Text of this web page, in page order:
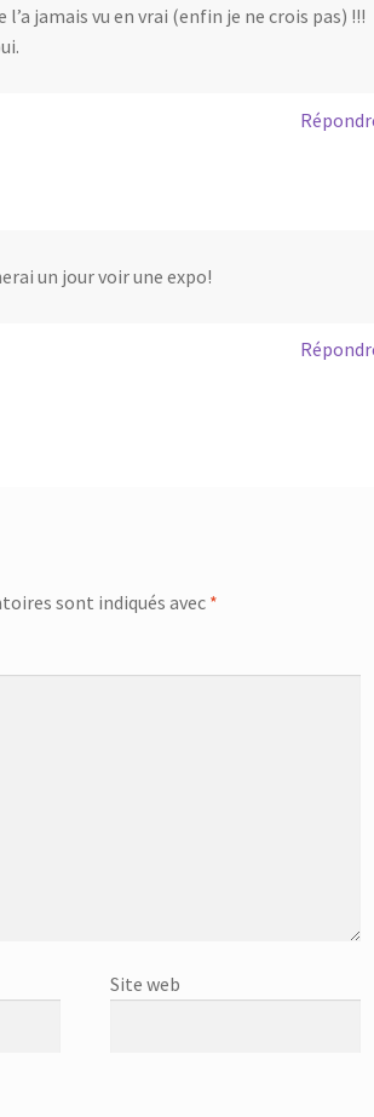
jamais vu en vrai (enfin je ne crois pas) !!!
un jour voir une expo!
sont indiqués avec *
Site web